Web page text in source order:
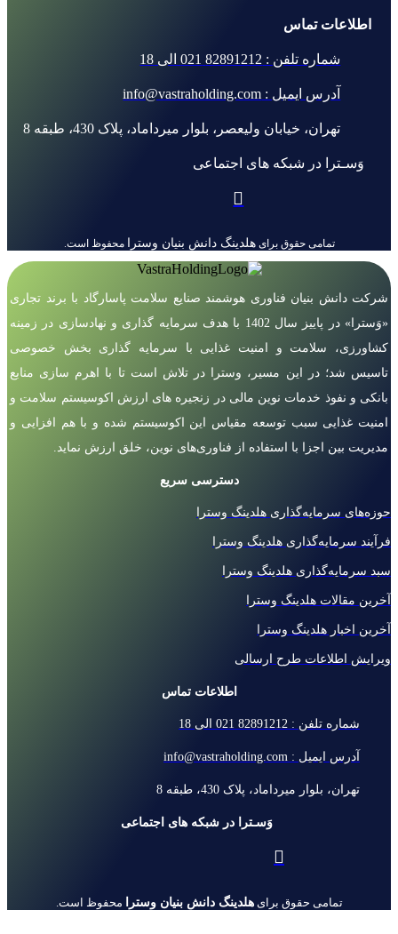
اطلاعات تماس
شماره تلفن : 82891212 021 الی 18
آدرس ایمیل : info@vastraholding.com
تهران، خیابان ولیعصر، بلوار میرداماد، پلاک 430، طبقه 8
وَسـترا در شبکه های اجتماعی
تمامی حقوق برایهلدینگ دانش بنیان وسترا محفوظ است.
شرکت دانش بنیان فناوری هوشمند صنایع سلامت پاسارگاد با برند تجاری
«وَسترا» در پاییز سال 1402 با هدف سرمایه گذاری و نهادسازی در زمینه
کشاورزی، سلامت و امنیت غذایی با سرمایه گذاری بخش خصوصی
تاسیس شد؛ در این مسیر، وسترا در تلاش است تا با اهرم سازی منابع
بانکی و نفوذ خدمات نوین مالی در زنجیره های ارزش اکوسیستم سلامت و
امنیت غذایی سبب توسعه مقیاس این اکوسیستم شده و با هم افزایی و
مدیریت بین اجزا با استفاده از فناوری‌های نوین، خلق ارزش نماید.
دسترسی سریع
حوزه‌های سرمایه‌گذاری هلدینگ وسترا
فرآیند سرمایه‌گذاری هلدینگ وسترا
سبد سرمایه‌گذاری هلدینگ وسترا
آخرین مقالات هلدینگ وسترا
آخرین اخبار هلدینگ وسترا
ویرایش اطلاعات طرح ارسالی
اطلاعات تماس
شماره تلفن : 82891212 021 الی 18
آدرس ایمیل : info@vastraholding.com
تهران، بلوار میرداماد، پلاک 430، طبقه 8
وَسـترا در شبکه های اجتماعی
تمامی حقوق برایهلدینگ دانش بنیان وسترا محفوظ است.